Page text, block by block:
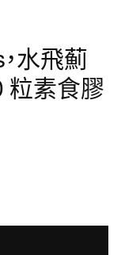
水飛薊
粒素食膠